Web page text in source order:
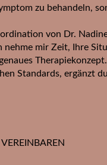
zu behandeln,
von Dr. Nadine
mir Zeit, Ihre
Standards, ergänzt